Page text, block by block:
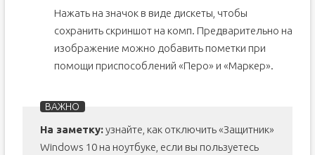
Нажать на значок в виде дискеты, чтобы
сохранить скриншот на комп. Предварительно на
изображение можно добавить пометки при
помощи приспособлений «Перо» и «Маркер».
На заметку:узнайте, как отключить «Защитник»
Windows 10 на ноутбуке, если вы пользуетесь